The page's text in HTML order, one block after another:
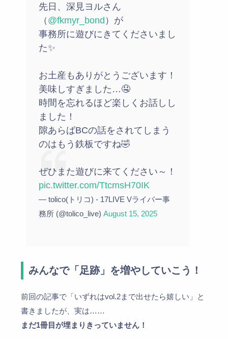
先日、深見ヨルさん
（ @fkmyr_bond ）が
事務所に遊びにきてくださいまし
た✨
お土産もありがとうございます！
美味しすぎました…🤤
時間を忘れるほど楽しくお話しし
ました！
隙あらばBCの話をされてしまう
のはもう鉄板ですね🤣
ぜひまた遊びに来てください～！
pic.twitter.com/TtcmsH70IK
— tolico(トリコ) - 17LIVE Vライバー事
務所 (@tolico_live)August 15, 2025
みんなで「足跡」を増やしていこう！
前回の記事で「いずれはvol.2まで出せたら嬉しい」と
書きましたが、実は……
まだ1冊目が埋まりきっていません！